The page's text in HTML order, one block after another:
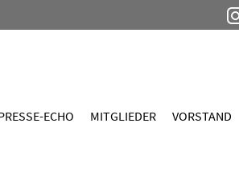
ECHO MITGLIEDER VORSTAND